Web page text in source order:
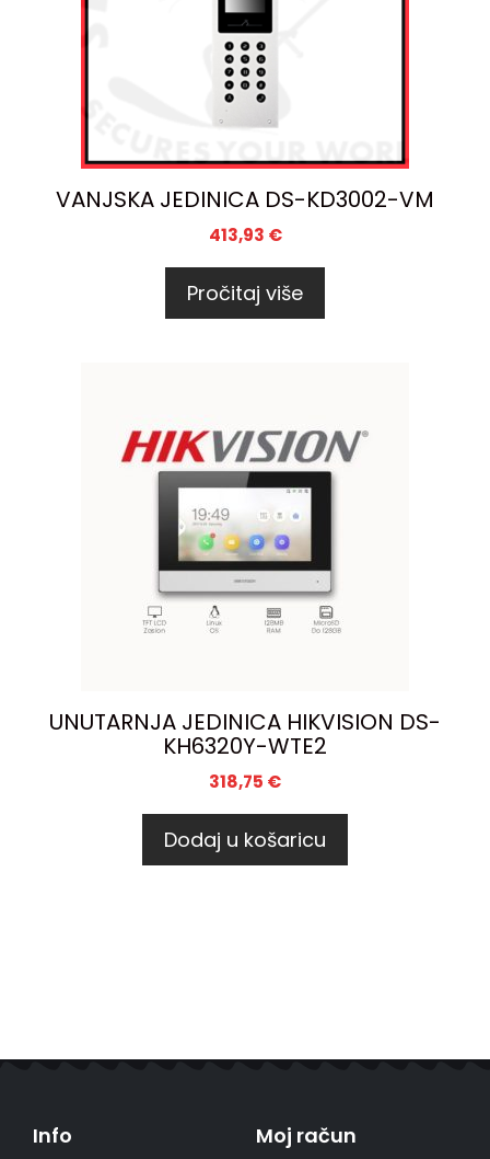
VANJSKA JEDINICA DS-KD3002-VM
413,93 €
Pročitaj više
UNUTARNJA JEDINICA HIKVISION DS-
KH6320Y-WTE2
318,75 €
Dodaj u košaricu
Info Moj račun